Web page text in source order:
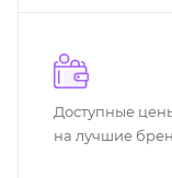
Доступные
на лучшие